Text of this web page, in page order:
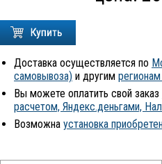
Доставка осуществляется по
самовывоза) и другим
Вы можете оплатить свой заказ
расчетом, Яндекс.деньгами,
Возможна установка